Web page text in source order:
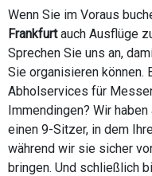
Wenn Sie im Voraus
Frankfurtauch Ausflüge
Sprechen Sie uns an,
Sie organisieren können.
Abholservices für
Immendingen? Wir
einen 9-Sitzer, in dem
während wir sie sicher
bringen. Und schließlich